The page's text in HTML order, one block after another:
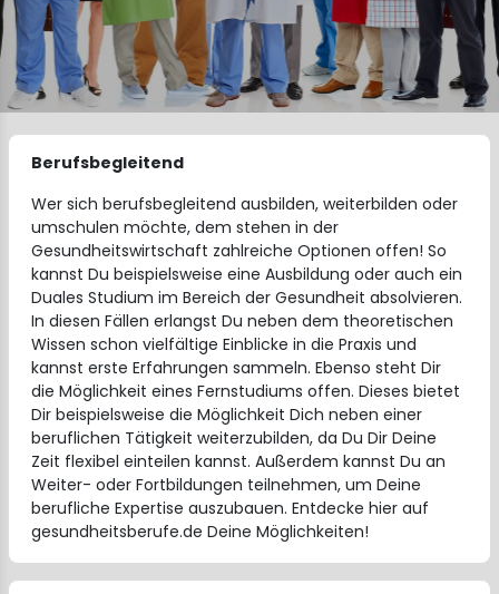
Berufsbegleitend
Wer sich berufsbegleitend ausbilden, weiterbilden oder
umschulen möchte, dem stehen in der
Gesundheitswirtschaft zahlreiche Optionen offen! So
kannst Du beispielsweise eine Ausbildung oder auch ein
Duales Studium im Bereich der Gesundheit absolvieren.
In diesen Fällen erlangst Du neben dem theoretischen
Wissen schon vielfältige Einblicke in die Praxis und
kannst erste Erfahrungen sammeln. Ebenso steht Dir
die Möglichkeit eines Fernstudiums offen. Dieses bietet
Dir beispielsweise die Möglichkeit Dich neben einer
beruflichen Tätigkeit weiterzubilden, da Du Dir Deine
Zeit flexibel einteilen kannst. Außerdem kannst Du an
Weiter- oder Fortbildungen teilnehmen, um Deine
berufliche Expertise auszubauen. Entdecke hier auf
gesundheitsberufe.de Deine Möglichkeiten!